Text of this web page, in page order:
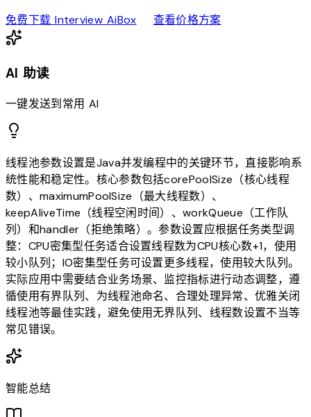
免费下载 Interview AiBoxdownload查看价格方案sell
AI 助读
一键发送到常用 AI
线程池参数设置是Java并发编程中的关键环节，直接影响系
统性能和稳定性。核心参数包括corePoolSize（核心线程
数）、maximumPoolSize（最大线程数）、
keepAliveTime（线程空闲时间）、workQueue（工作队
列）和handler（拒绝策略）。参数设置应根据任务类型调
整：CPU密集型任务适合设置线程数为CPU核心数+1，使用
较小队列；IO密集型任务可设置更多线程，使用较大队列。
实际应用中需要结合业务场景、监控指标进行动态调整，遵
循使用有界队列、为线程池命名、合理处理异常、优雅关闭
线程池等最佳实践，避免使用无界队列、线程数设置不当等
常见错误。
智能总结